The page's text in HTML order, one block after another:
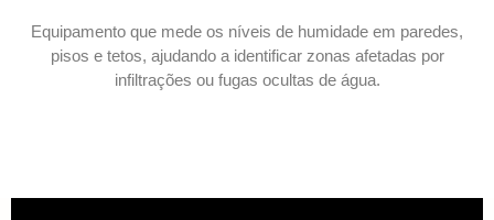
Equipamento que mede os níveis de humidade em paredes,
pisos e tetos, ajudando a identificar zonas afetadas por
infiltrações ou fugas ocultas de água.